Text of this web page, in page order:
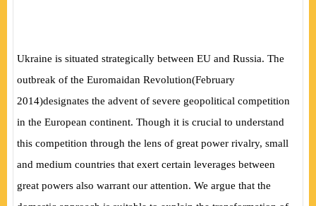
Ukraine is situated strategically between EU and Russia. The
outbreak of the Euromaidan Revolution(February
2014)designates the advent of severe geopolitical competition
in the European continent. Though it is crucial to understand
this competition through the lens of great power rivalry, small
and medium countries that exert certain leverages between
great powers also warrant our attention. We argue that the